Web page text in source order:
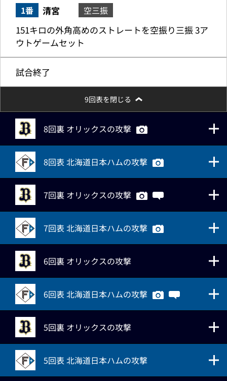
1番 清宮 空三振
151キロの外角高めのストレートを空振り三振 3ア
ウトゲームセット
試合終了
9回表を閉じる
8回裏 オリックスの攻撃
8回表 北海道日本ハムの攻撃
7回裏 オリックスの攻撃
7回表 北海道日本ハムの攻撃
6回裏 オリックスの攻撃
6回表 北海道日本ハムの攻撃
5回裏 オリックスの攻撃
5回表 北海道日本ハムの攻撃